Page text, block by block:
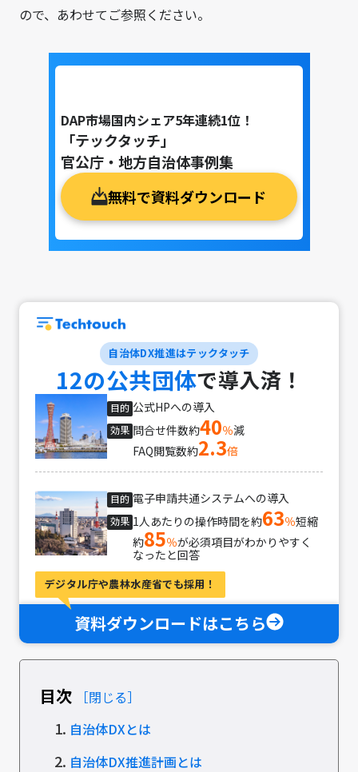
ので、あわせてご参照ください。
DAP市場国内シェア5年連続1位！
「テックタッチ」
官公庁・地方自治体事例集
無料で資料ダウンロード
自治体DX推進はテックタッチ
12の公共団体で導入済！
目的 公式HPへの導入
効果 問合せ件数約40％減
FAQ閲覧数約2.3倍
目的 電子申請共通システムへの導入
効果 1人あたりの操作時間を約63％短縮
約85％が必須項目がわかりやすく
なったと回答
デジタル庁や農林水産省でも採用！
資料ダウンロードはこちら
目次 ［閉じる］
1. 自治体DXとは
2. 自治体DX推進計画とは